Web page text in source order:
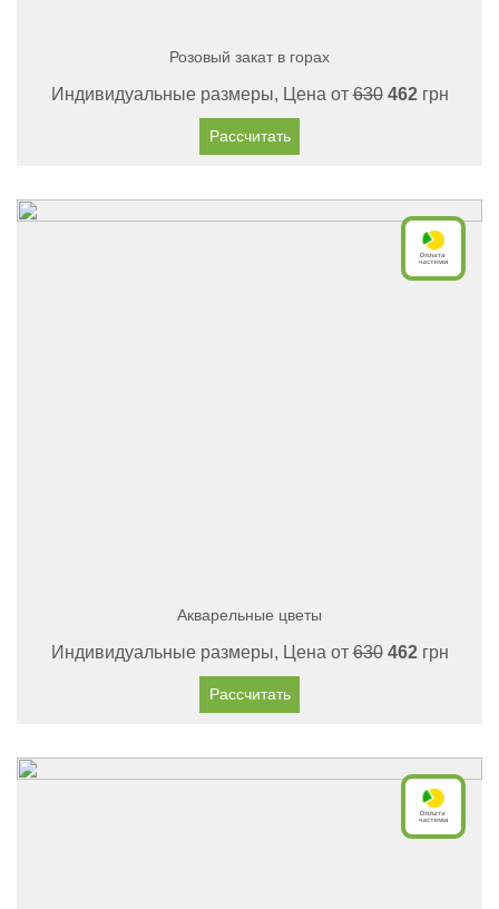
Розовый закат в горах
Индивидуальные размеры, Цена от630 462грн
Рассчитать
Акварельные цветы
Индивидуальные размеры, Цена от630 462грн
Рассчитать